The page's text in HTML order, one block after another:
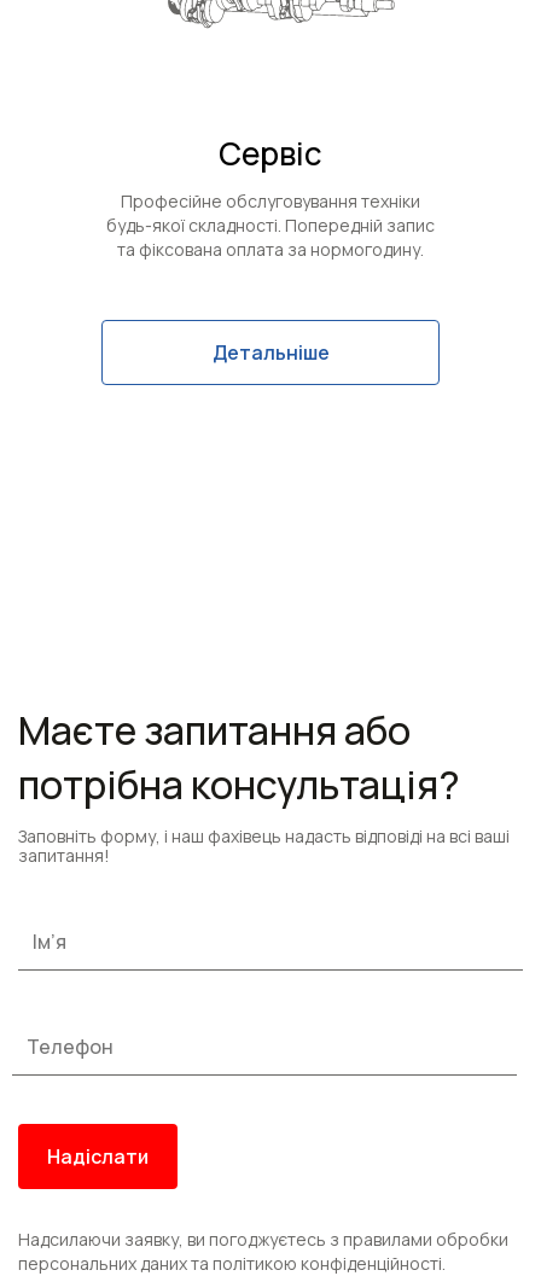
Сервіс
Професійне обслуговування техніки
будь-якої складності. Попередній запис
та фіксована оплата за нормогодину.
Детальніше
Маєте запитання або
потрібна консультація?
Заповніть форму, і наш фахівець надасть відповіді на всі ваші
запитання!
Надсилаючи заявку, ви погоджуєтесь з правилами обробки
персональних даних та політикою конфіденційності.